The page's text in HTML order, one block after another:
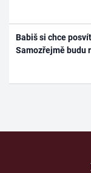
Babiš si chce
Samozřejmě budu